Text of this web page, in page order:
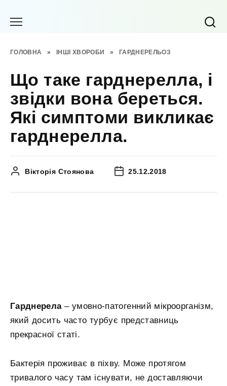
ГОЛОВНА » ІНШІ ХВОРОБИ » ГАРДНЕРЕЛЬОЗ
Що таке гарднерелла, і
звідки вона береться.
Які симптоми викликає
гарднерелла.
Вікторія Стоянова 25.12.2018
Гарднерела– умовно-патогенний мікроорганізм,
який досить часто турбує представниць
прекрасної статі.
Бактерія проживає в піхву. Може протягом
тривалого часу там існувати, не доставляючи